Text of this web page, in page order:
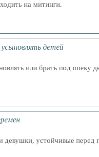
на митинги.
детей
или брать под опеку
устойчивые перед